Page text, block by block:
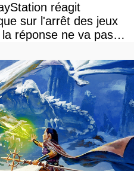
réagit
sur l'arrêt des jeux
réponse ne va pas